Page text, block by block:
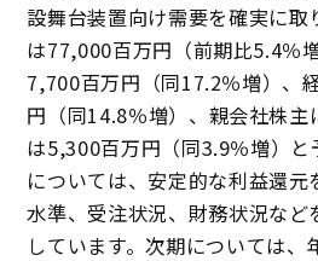
設舞台装置向け需要を確実に取
は77,000百万円（前期比5.4％
7,700百万円（同17.2％増）、
円（同14.8％増）、親会社株
は5,300百万円（同3.9％増）と
については、安定的な利益還
水準、受注状況、財務状況など
しています。次期については、